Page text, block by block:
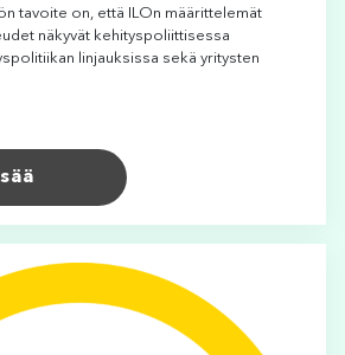
tavoite on, että ILOn määrittelemät
näkyvät kehityspoliittisessa
linjauksissa sekä yritysten